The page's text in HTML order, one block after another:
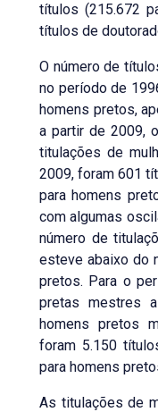
títulos (215.672
títulos de
O número de
no período de
homens pretos,
a partir de 2009,
titulações de
2009, foram 601
para homens
com algumas
número de
esteve abaixo do
pretos. Para o
pretas mestres
homens pretos
foram 5.150
para homens
As titulações de